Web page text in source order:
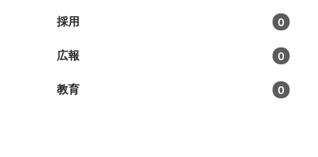
採用 0
広報 0
教育 0